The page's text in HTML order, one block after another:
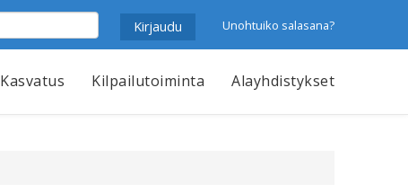
Unohtuiko salasana?
Kasvatus Kilpailutoiminta Alayhdistykset